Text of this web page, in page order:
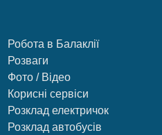
Робота в Балаклії
Розваги
Фото / Відео
Корисні сервіси
Розклад електричок
Розклад автобусів